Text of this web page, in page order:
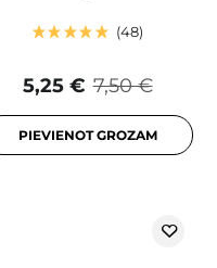
48
7,50 €
5,25 €
PIEVIENOT GROZAM